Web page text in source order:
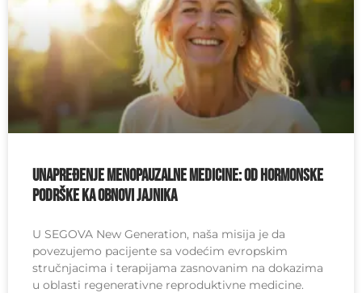
Unapređenje menopauzalne medicine: od hormonske
podrške ka obnovi jajnika
U SEGOVA New Generation, naša misija je da
povezujemo pacijente sa vodećim evropskim
stručnjacima i terapijama zasnovanim na dokazima
u oblasti regenerativne reproduktivne medicine.